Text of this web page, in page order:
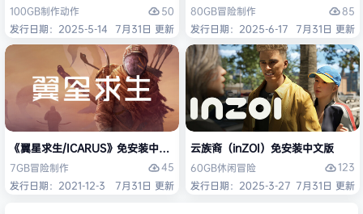
100GB制作动作
50
发行日期：2025-5-14 7月31日 更新
80GB冒险制作
85
发行日期：2025-6-17 7月31日 更新
《翼星求生/ICARUS》免安装中文版
7GB冒险制作
45
发行日期：2021-12-3
7月31日 更新
云族裔（inZOI）免安装中文版
60GB休闲冒险
123
发行日期：2025-3-27 7月31日 更新